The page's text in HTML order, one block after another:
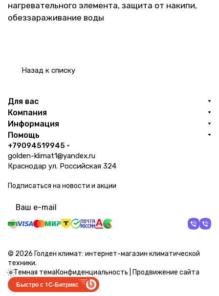
нагревательного элемента, защита от накипи,
обеззараживание воды
Назад к списку
Для вас
Компания
Информация
Помощь
+79094519945
golden-klimat1@yandex.ru
Краснодар ул. Российская 324
Подписаться на новости и акции
© 2026 Голден климат: интернет-магазин климатической
техники.
Темная темаКонфиденциальность Продвижение сайта
Быстро с 1С-Битрикс